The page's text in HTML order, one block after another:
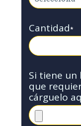
Cantidad*
Si tiene un
que
cárguelo